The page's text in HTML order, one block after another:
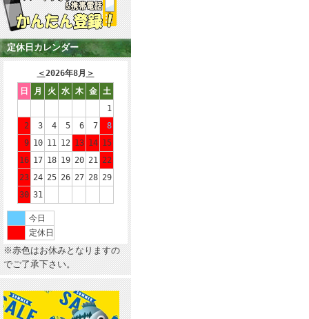
定休日カレンダー
＜2026年8月 ＞
日
月 火 水 木 金
土
1
2
3 4 5 6 7
8
9 10 11 12 13 14 15
16 17 18 19 20 21 22
23 24 25 26 27 28 29
30 31
今日
定休日
※赤色はお休みとなりますの
でご了承下さい。